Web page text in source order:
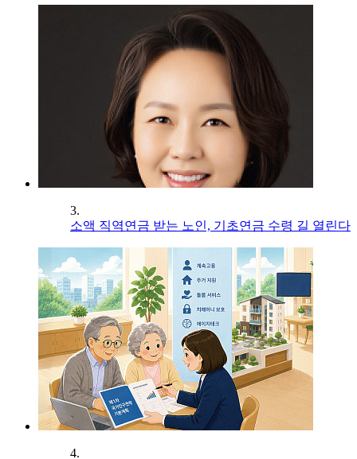
3.
소액 직역연금 받는 노인, 기초연금 수령 길 열린다
4.